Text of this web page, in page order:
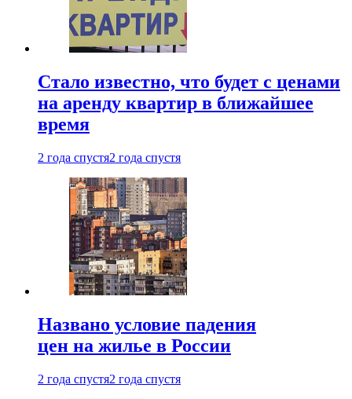
Стало известно, что будет с ценами
на аренду квартир в ближайшее
время
2 года спустя2 года спустя
Названо условие падения
цен на жилье в России
2 года спустя2 года спустя